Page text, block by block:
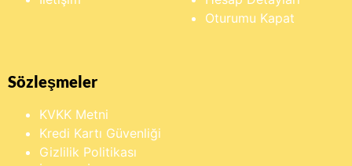
Oturumu Kapat
Sözleşmeler
KVKK Metni
Kredi Kartı Güvenliği
Gizlilik Politikası